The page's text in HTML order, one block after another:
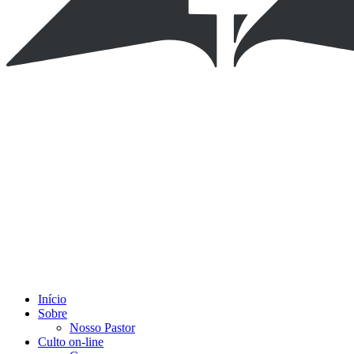
Início
Sobre
Nosso Pastor
Culto on-line